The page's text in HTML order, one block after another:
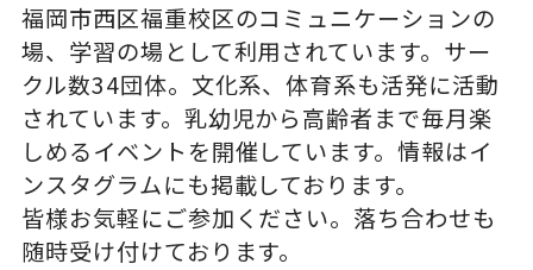
福岡市西区福重校区のコミュニケーションの
場、学習の場として利用されています。サー
クル数34団体。文化系、体育系も活発に活動
されています。乳幼児から高齢者まで毎月楽
しめるイベントを開催しています。情報はイ
ンスタグラムにも掲載しております。
皆様お気軽にご参加ください。落ち合わせも
随時受け付けております。